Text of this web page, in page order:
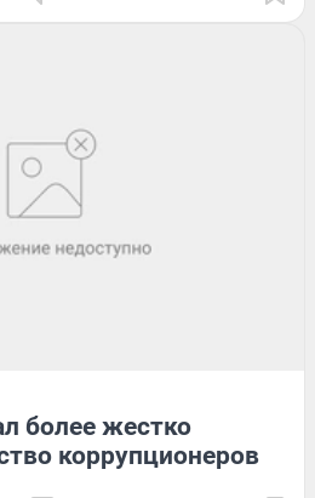
более жестко
коррупционеров